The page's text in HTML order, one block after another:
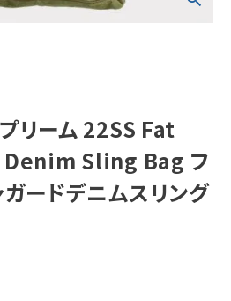
リーム 22SS Fat
Sling Bag フ
ガードデニムスリング